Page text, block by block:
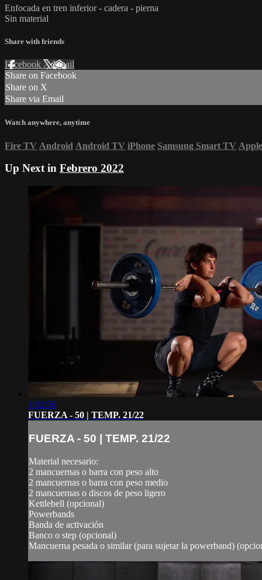
Enfocada en tren inferior - cadera - pierna
Sin material
Share with friends
Facebook XEmail
Share on Facebook
Share on X
Share via Email
Watch anywhere, anytime
Fire TV Android Android TV iPhone Samsung Smart TV
Up Next in Febrero 2022
1:02:56
FUERZA - 50 | TEMP. 21/22
FUERZA - 50 | TEMP. 21/22
Material necesario:
2 mancuernas o barra con peso alto
2 mancuernas o barra con peso medio
2 mancuernas o discos de peso ligero
Kettlebell (opcional)
Powerbands
Banda de activación
Banco o step (opcional)
Mancuerna pesada o similar (para sujetar la powerband)